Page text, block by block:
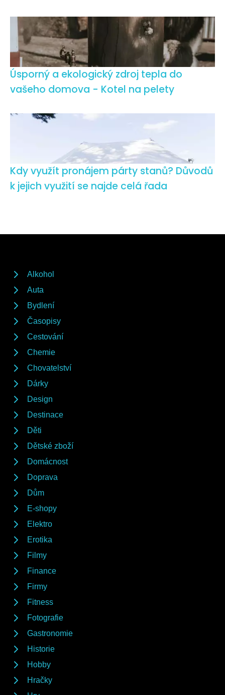
Úsporný a ekologický zdroj tepla do
vašeho domova - Kotel na pelety
Kdy využít pronájem párty stanů? Důvodů
k jejich využití se najde celá řada
Alkohol
Auta
Bydlení
Časopisy
Cestování
Chemie
Chovatelství
Dárky
Design
Destinace
Děti
Dětské zboží
Domácnost
Doprava
Dům
E-shopy
Elektro
Erotika
Filmy
Finance
Firmy
Fitness
Fotografie
Gastronomie
Historie
Hobby
Hračky